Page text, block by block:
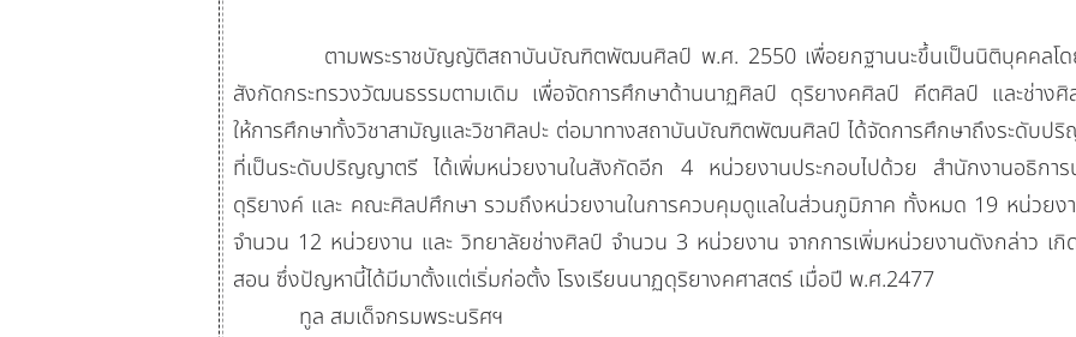
ตามพระราชบัญญัติสถาบันบัณฑิตพัฒนศิลป์ พ.ศ. 2550 เพื่อยกฐานนะขึ้นเป็นนิติบุคคลโดย
สังกัดกระทรวงวัฒนธรรมตามเดิม เพื่อจัดการศึกษาด้านนาฏศิลป์ ดุริยางคศิลป์ คีตศิลป์ และช่าง
ให้การศึกษาทั้งวิชาสามัญและวิชาศิลปะ ต่อมาทางสถาบันบัณฑิตพัฒนศิลป์ ได้จัดการศึกษาถึงระดับป
ที่เป็นระดับปริญญาตรี ได้เพิ่มหน่วยงานในสังกัดอีก 4 หน่วยงานประกอบไปด้วย สำนักงานอธิก
ดุริยางค์ และ คณะศิลปศึกษา รวมถึงหน่วยงานในการควบคุมดูแลในส่วนภูมิภาค ทั้งหมด 19 หน่วยง
จำนวน 12 หน่วยงาน และ วิทยาลัยช่างศิลป์ จำนวน 3 หน่วยงาน จากการเพิ่มหน่วยงานดังกล่าว เกิ
สอน ซึ่งปัญหานี้ได้มีมาตั้งแต่เริ่มก่อตั้ง โรงเรียนนาฏดุริยางคศาสตร์ เมื่อปี พ.ศ.2477
ทูล สมเด็จกรมพระนริศฯ